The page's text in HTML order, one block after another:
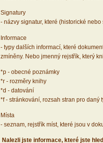
Signatury
- názvy signatur, které (historické
Informace
- typy dalších informací, které
zmíněny. Nebo jmenný rejstřík, který
*p - obecné poznámky
*r - rozměry knihy
*d - datování
*f - stránkování, rozsah stran pro daný
Místa
- seznam, rejstřík míst, které jsou v
Nalezli jste informace, které jste